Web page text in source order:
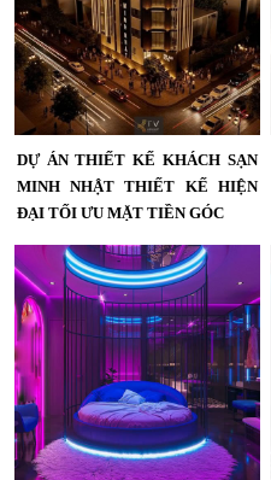
DỰ ÁN THIẾT KẾ KHÁCH SẠN
MINH NHẬT THIẾT KẾ HIỆN
ĐẠI TỐI ƯU MẶT TIỀN GÓC
Dự Án Thiết Kế Khách Sạn Minh
Nhật Thiết Kế Hiện Đại Tối Ưu Mặt
Tiền Góc,Kiến Trúc Mặt Đường Góc,
Ánh Sáng Ban Đêm Và Cảnh Quan
Sân Thượng – Giải Pháp Tạo Dấu
Ấn Thương Hiệu...